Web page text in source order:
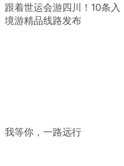
跟着世运会游四川！10条入
境游精品线路发布
我等你，一路远行